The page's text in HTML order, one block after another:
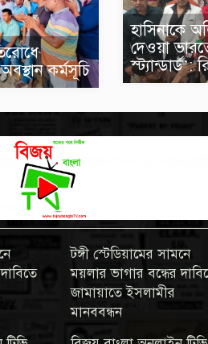
কর্মসূচি
হাসিনাকে
দেওয়া
স্ট্যান্ডার্ড’:
টঙ্গী স্টেডিয়ামের সামনে
ময়লার ভাগার বন্ধের
জামায়াতে ইসলামীর
মানববন্ধন